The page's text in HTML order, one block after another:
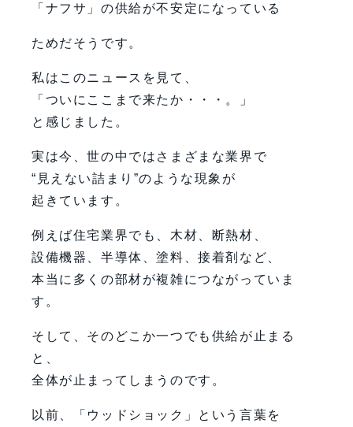
「ナフサ」の供給が不安定になっている
ためだそうです。
私はこのニュースを見て、
「ついにここまで来たか・・・。」
と感じました。
実は今、世の中ではさまざまな業界で
“見えない詰まり”のような現象が
起きています。
例えば住宅業界でも、木材、断熱材、
設備機器、半導体、塗料、接着剤など、
本当に多くの部材が複雑につながっていま
す。
そして、そのどこか一つでも供給が止まる
と、
全体が止まってしまうのです。
以前、「ウッドショック」という言葉を